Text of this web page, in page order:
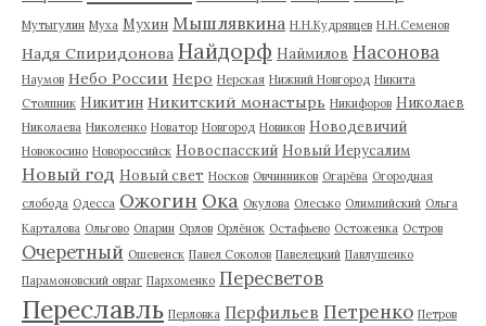
Мутыгулин Муха Мухин Мышлявкина Н.Н.Кудрявцев Н.Н.Семенов
Надя Спиридонова Найдорф Наймилов Насонова
Наумов Небо России Неро Нерская Нижний Новгород Никита
Столпник Никитин Никитский монастырь Никифоров Николаев
Николаева Николенко Новатор Новгород Новиков Новодевичий
Новокосино Новороссийск Новоспасский Новый Иерусалим
Новый год Новый свет Носков Овчинников Огарёва Огородная
слобода Одесса Ожогин Ока Окулова Олесько Олимпийский Ольга
Карталова Ольгово Опарин Орлов Орлёнок Остафьево Остоженка Остров
Очеретный Ошевенск Павел Соколов Павелецкий Павлушенко
Парамоновский овраг Пархоменко Пересветов
Переславль Перловка Перфильев Петренко Петров